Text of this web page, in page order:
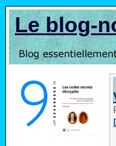
Le blog-